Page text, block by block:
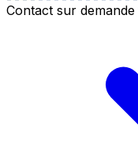
Contact sur demande